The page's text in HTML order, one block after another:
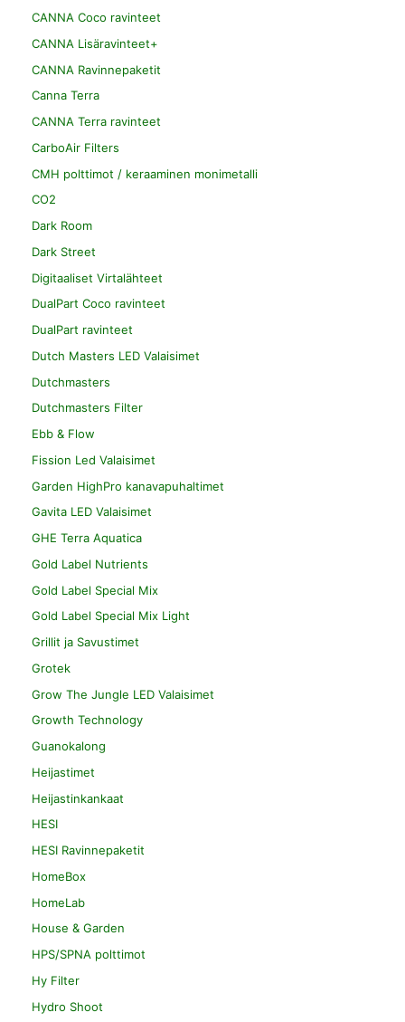
CANNA Coco ravinteet
CANNA Lisäravinteet+
CANNA Ravinnepaketit
Canna Terra
CANNA Terra ravinteet
CarboAir Filters
CMH polttimot / keraaminen monimetalli
CO2
Dark Room
Dark Street
Digitaaliset Virtalähteet
DualPart Coco ravinteet
DualPart ravinteet
Dutch Masters LED Valaisimet
Dutchmasters
Dutchmasters Filter
Ebb & Flow
Fission Led Valaisimet
Garden HighPro kanavapuhaltimet
Gavita LED Valaisimet
GHE Terra Aquatica
Gold Label Nutrients
Gold Label Special Mix
Gold Label Special Mix Light
Grillit ja Savustimet
Grotek
Grow The Jungle LED Valaisimet
Growth Technology
Guanokalong
Heijastimet
Heijastinkankaat
HESI
HESI Ravinnepaketit
HomeBox
HomeLab
House & Garden
HPS/SPNA polttimot
Hy Filter
Hydro Shoot